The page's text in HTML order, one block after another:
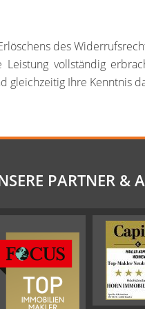
des
vollständig
gleichzeitig Ihre Kenntnis
PARTNER &